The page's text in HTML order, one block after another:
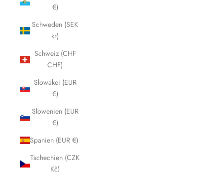
€)
Schweden (SEK
kr)
Schweiz (CHF
CHF)
Slowakei (EUR
€)
Slowenien (EUR
€)
Spanien (EUR €)
Tschechien (CZK
Kč)